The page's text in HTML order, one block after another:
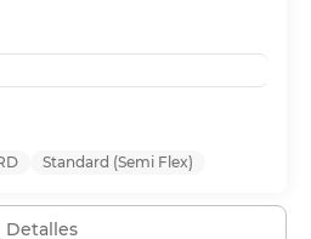
Standard (Semi Flex)
Detalles